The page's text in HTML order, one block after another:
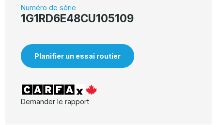
Numéro de série
1G1RD6E48CU105109
Planifier un essai routier
Demander le rapport